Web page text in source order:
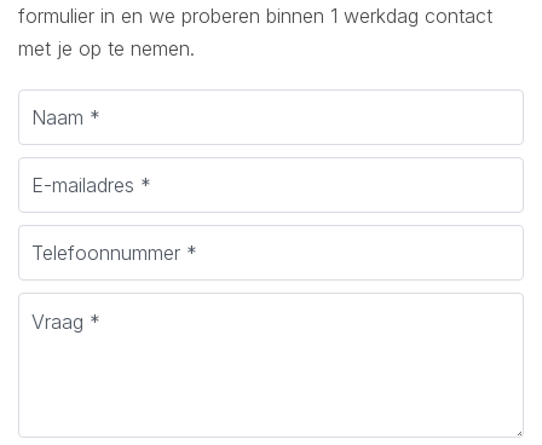
formulier in en we proberen binnen 1 werkdag contact
met je op te nemen.